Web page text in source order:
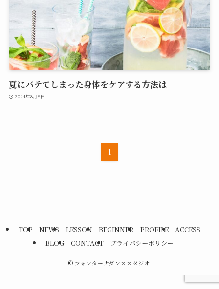
夏にバテてしまった身体をケアする方法は
2024年8月8日
1
TOP NEWS LESSON BEGINNER PROFILE
ACCESS
BLOG
CONTACT プライバシーポリシー
© フォンターナダンススタジオ.